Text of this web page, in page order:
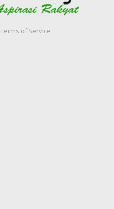
Terms of Service